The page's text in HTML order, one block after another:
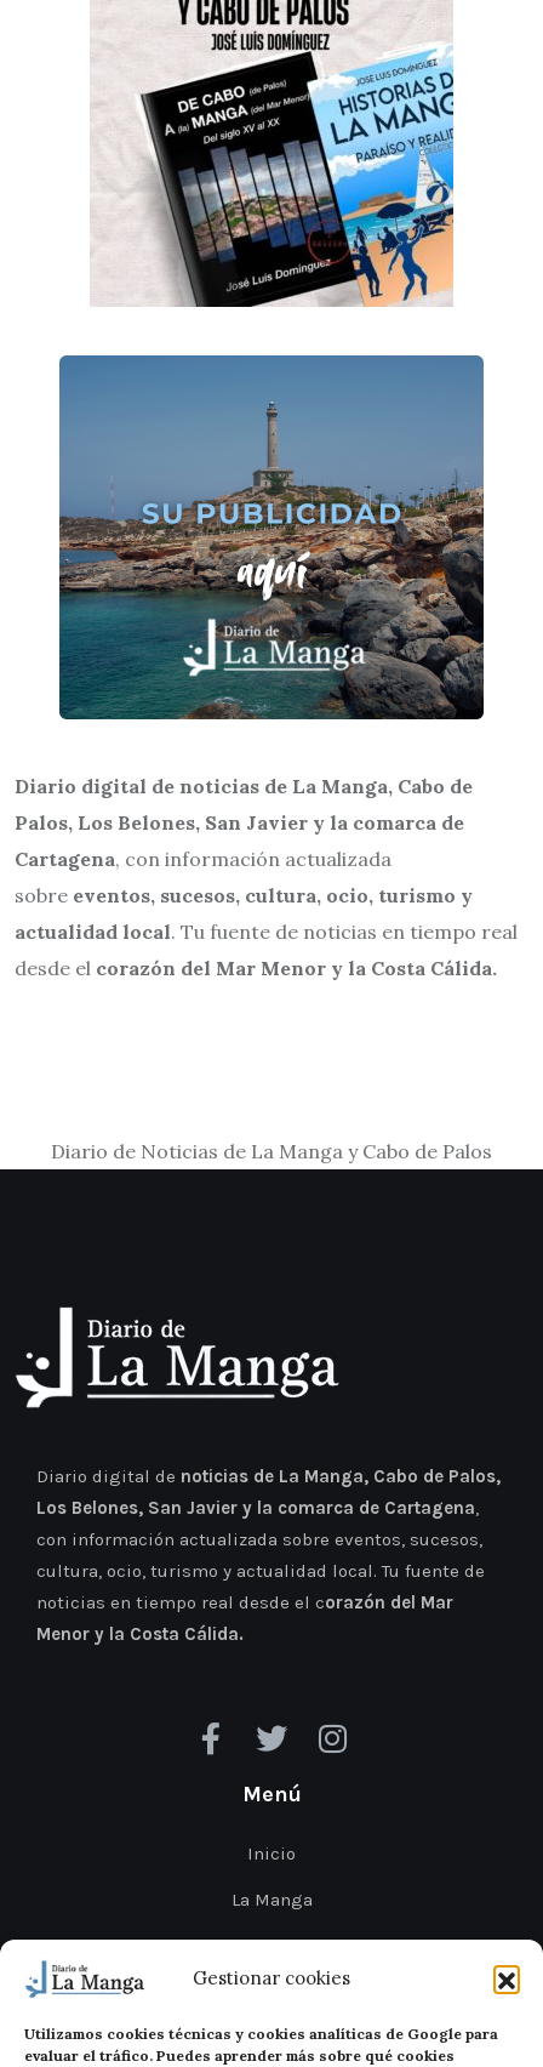
Gestionar cookies
Utilizamos cookies técnicas y cookies analíticas de Google para
evaluar el tráfico. Puedes aprender más sobre qué cookies
Diario digital de noticias de La Manga, Cabo de
Palos, Los Belones, San Javier y la comarca de
Cartagena, con información actualizada
sobre eventos, sucesos, cultura, ocio, turismo y
actualidad local. Tu fuente de noticias en tiempo real
desde el corazón del Mar Menor y la Costa Cálida.
Diario de Noticias de La Manga y Cabo de Palos
Diario digital de noticias de La Manga, Cabo de Palos,
Los Belones, San Javier y la comarca de Cartagena
con información actualizada sobre eventos, sucesos,
cultura, ocio, turismo y actualidad local. Tu fuente de
noticias en tiempo real desde el corazón del Mar
Menor y la Costa Cálida.
Menú
Inicio
La Manga
Cabo de Palos
Mar Menor
Cartagena